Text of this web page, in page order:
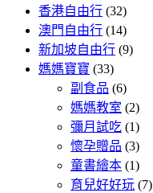
香港自由行 (32)
澳門自由行 (14)
新加坡自由行 (9)
媽媽寶寶 (33)
副食品 (6)
媽媽教室 (2)
彌月試吃 (1)
懷孕贈品 (3)
童書繪本 (1)
育兒好好玩 (7)